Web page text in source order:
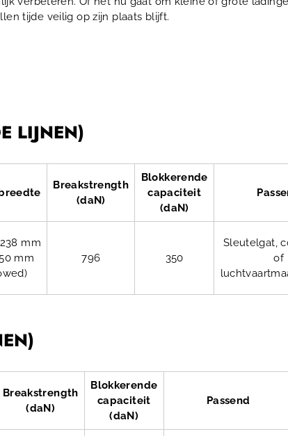
tijde veilig op zijn plaats blijft.
LIJNEN)
Breakstrength
(daN)
Blokkerende
capaciteit
(daN)
mm
mm
796 350
Sleutelgat,
of
Breakstrength
(daN)
Blokkerende
capaciteit
(daN)
Passend